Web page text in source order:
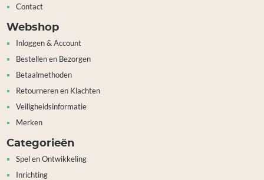
Contact
Webshop
Inloggen & Account
Bestellen en Bezorgen
Betaalmethoden
Retourneren en Klachten
Veiligheidsinformatie
Merken
Categorieën
Spel en Ontwikkeling
Inrichting